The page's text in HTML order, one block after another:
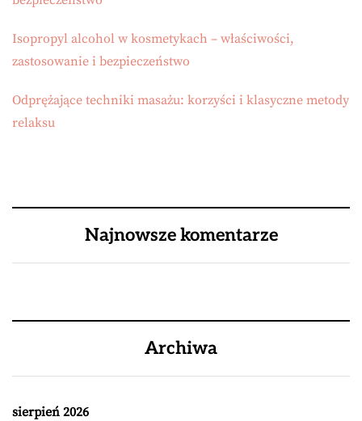
Isopropyl alcohol w kosmetykach – właściwości,
zastosowanie i bezpieczeństwo
Odprężające techniki masażu: korzyści i klasyczne metody
relaksu
Najnowsze komentarze
Archiwa
sierpień 2026